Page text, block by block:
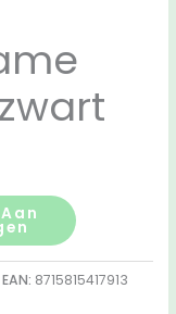
EAN: 8715815417913